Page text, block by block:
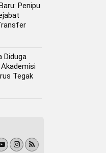
Penipu
Diduga
Tegak